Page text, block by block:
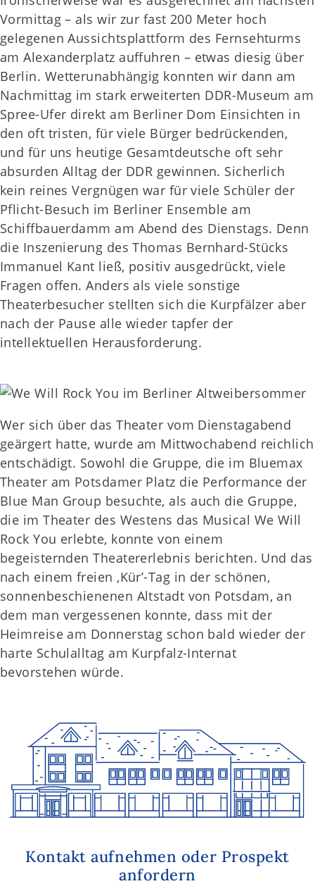
Vormittag – als wir zur fast 200 Meter hoch
gelegenen Aussichtsplattform des Fernsehturms
am Alexanderplatz auffuhren – etwas diesig über
Berlin. Wetterunabhängig konnten wir dann am
Nachmittag im stark erweiterten DDR-Museum am
Spree-Ufer direkt am Berliner Dom Einsichten in
den oft tristen, für viele Bürger bedrückenden,
und für uns heutige Gesamtdeutsche oft sehr
absurden Alltag der DDR gewinnen. Sicherlich
kein reines Vergnügen war für viele Schüler der
Pflicht-Besuch im Berliner Ensemble am
Schiffbauerdamm am Abend des Dienstags. Denn
die Inszenierung des Thomas Bernhard-Stücks
Immanuel Kant ließ, positiv ausgedrückt, viele
Fragen offen. Anders als viele sonstige
Theaterbesucher stellten sich die Kurpfälzer aber
nach der Pause alle wieder tapfer der
intellektuellen Herausforderung.
Wer sich über das Theater vom Dienstagabend
geärgert hatte, wurde am Mittwochabend reichlich
entschädigt. Sowohl die Gruppe, die im Bluemax
Theater am Potsdamer Platz die Performance der
Blue Man Group besuchte, als auch die Gruppe,
die im Theater des Westens das Musical We Will
Rock You erlebte, konnte von einem
begeisternden Theatererlebnis berichten. Und das
nach einem freien ‚Kür’-Tag in der schönen,
sonnenbeschienenen Altstadt von Potsdam, an
dem man vergessenen konnte, dass mit der
Heimreise am Donnerstag schon bald wieder der
harte Schulalltag am Kurpfalz-Internat
bevorstehen würde.
Kontakt aufnehmen oder Prospekt
anfordern